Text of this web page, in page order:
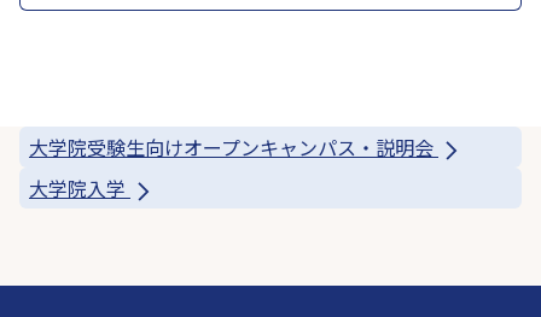
大学院受験生向けオープンキャンパス・説明会
大学院入学